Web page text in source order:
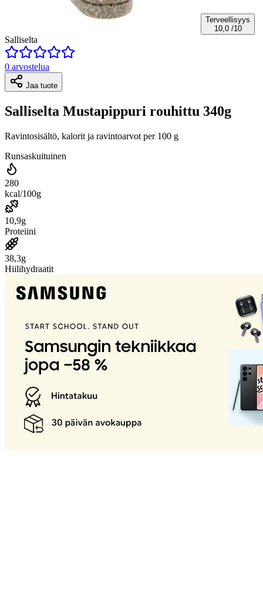
Terveellisyys
10,0 /10
Salliselta
0 arvostelua
Jaa tuote
Salliselta Mustapippuri rouhittu 340g
Ravintosisältö, kalorit ja ravintoarvot per 100 g
Runsaskuituinen
280
kcal/100g
10,9g
Proteiini
38,3g
Hiilihydraatit